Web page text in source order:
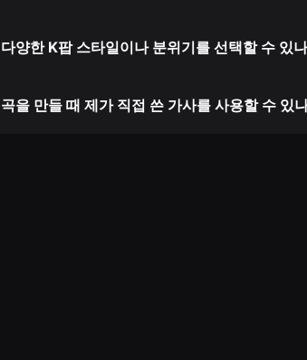
다양한 K팝 스타일이나 분위기를 선택할 수 있
곡을 만들 때 제가 직접 쓴 가사를 사용할 수 있